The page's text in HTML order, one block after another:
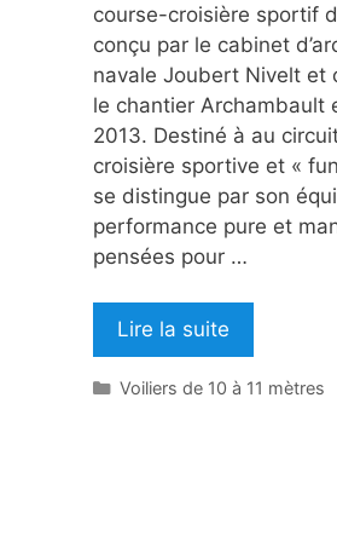
course-croisière sportif
conçu par le cabinet
navale Joubert Nivelt et
le chantier Archambault
2013. Destiné à au
croisière sportive et «
se distingue par son
performance pure et
pensées pour …
Lire la suite
Catégories
Voiliers de 10 à 11 mètres